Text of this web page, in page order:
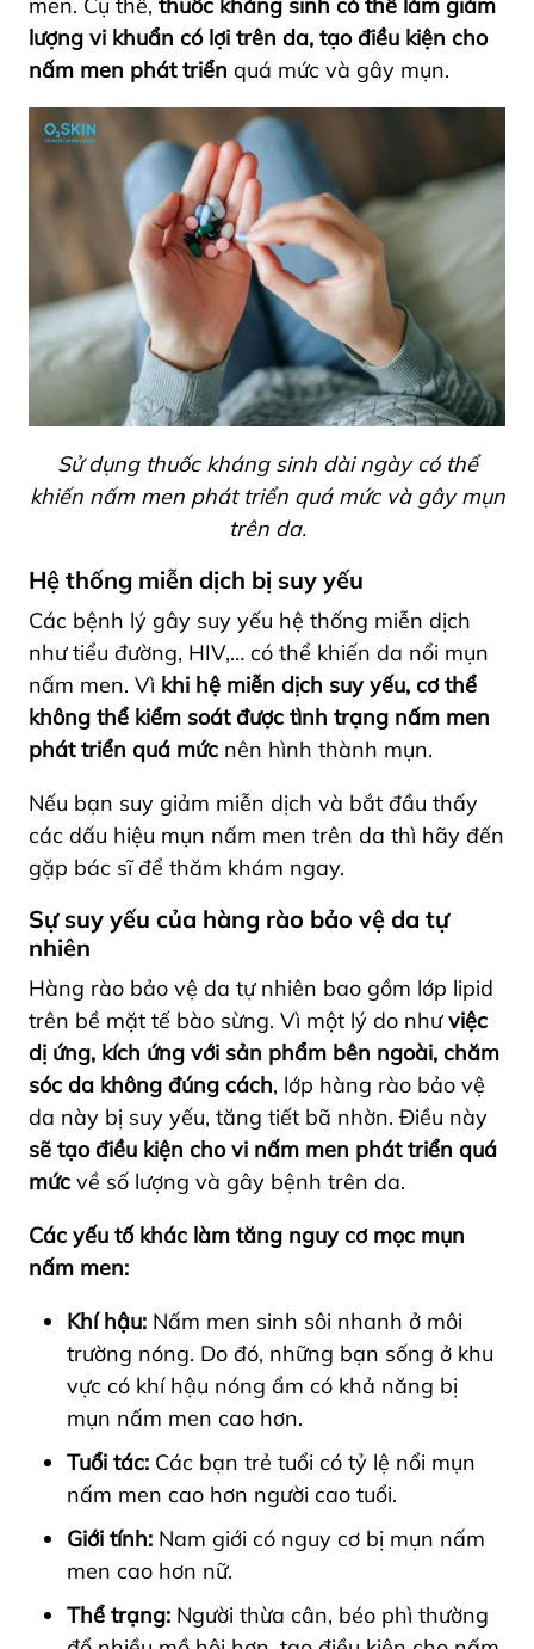
men. Cụ thể, thuốc kháng sinh có thể làm giảm
lượng vi khuẩn có lợi trên da, tạo điều kiện cho
nấm men phát triển quá mức và gây mụn.
Sử dụng thuốc kháng sinh dài ngày có thể
khiến nấm men phát triển quá mức và gây mụn
trên da.
Hệ thống miễn dịch bị suy yếu
Các bệnh lý gây suy yếu hệ thống miễn dịch
như tiểu đường, HIV,… có thể khiến da nổi mụn
nấm men. Vì khi hệ miễn dịch suy yếu, cơ thể
không thể kiểm soát được tình trạng nấm men
phát triển quá mức nên hình thành mụn.
Nếu bạn suy giảm miễn dịch và bắt đầu thấy
các dấu hiệu mụn nấm men trên da thì hãy đến
gặp bác sĩ để thăm khám ngay.
Sự suy yếu của hàng rào bảo vệ da tự
nhiên
Hàng rào bảo vệ da tự nhiên bao gồm lớp lipid
trên bề mặt tế bào sừng. Vì một lý do nhưviệc
dị ứng, kích ứng với sản phẩm bên ngoài, chăm
sóc da không đúng cách, lớp hàng rào bảo vệ
da này bị suy yếu, tăng tiết bã nhờn. Điều này
sẽ tạo điều kiện cho vi nấm men phát triển quá
mức về số lượng và gây bệnh trên da.
Các yếu tố khác làm tăng nguy cơ mọc mụn
nấm men:
Khí hậu: Nấm men sinh sôi nhanh ở môi
trường nóng. Do đó, những bạn sống ở khu
vực có khí hậu nóng ẩm có khả năng bị
mụn nấm men cao hơn.
Tuổi tác: Các bạn trẻ tuổi có tỷ lệ nổi mụn
nấm men cao hơn người cao tuổi.
Giới tính: Nam giới có nguy cơ bị mụn nấm
men cao hơn nữ.
Thể trạng: Người thừa cân, béo phì thường